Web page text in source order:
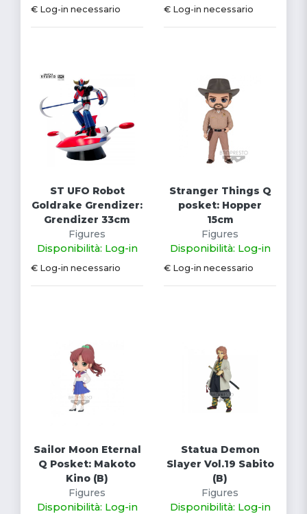
€ Log-in necessario € Log-in necessario
ST UFO Robot
Goldrake Grendizer:
Grendizer 33cm
Figures
Disponibilità: Log-in
€ Log-in necessario
Stranger Things Q
posket: Hopper
15cm
Figures
Disponibilità: Log-in
€ Log-in necessario
Sailor Moon Eternal
Q Posket: Makoto
Kino (B)
Figures
Disponibilità: Log-in
Statua Demon
Slayer Vol.19 Sabito
(B)
Figures
Disponibilità: Log-in